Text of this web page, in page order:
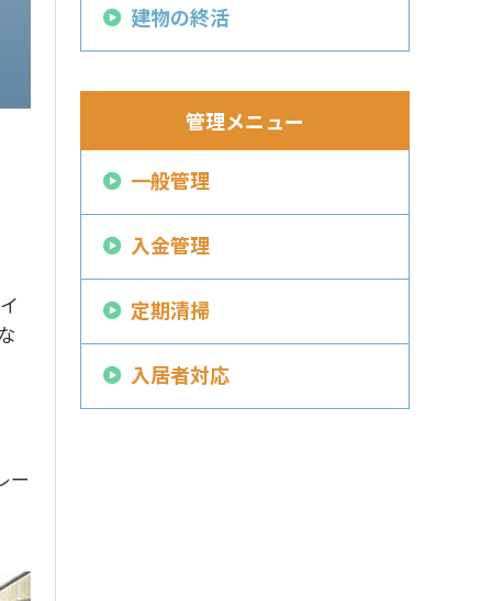
ー
建物の終活
管理メニュー
一般管理
入金管理
定期清掃
入居者対応